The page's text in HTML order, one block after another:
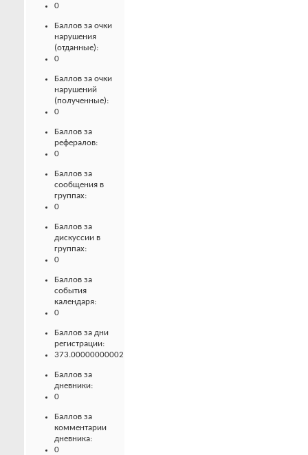
0
Баллов за очки
нарушения
(отданные):
0
Баллов за очки
нарушений
(полученные):
0
Баллов за
рефералов:
0
Баллов за
сообщения в
группах:
0
Баллов за
дискуссии в
группах:
0
Баллов за
события
календаря:
0
Баллов за дни
регистрации:
373.00000000002
Баллов за
дневники:
0
Баллов за
комментарии
дневника:
0